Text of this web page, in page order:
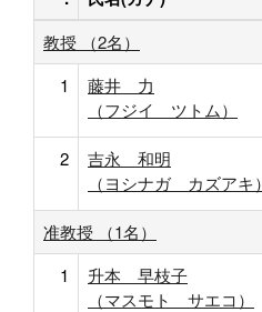
教授 （2名）
1
藤井 力
（フジイ ツトム）
2
吉永 和明
（ヨシナガ カズアキ）
准教授 （1名）
1
升本 早枝子
（マスモト サエコ）